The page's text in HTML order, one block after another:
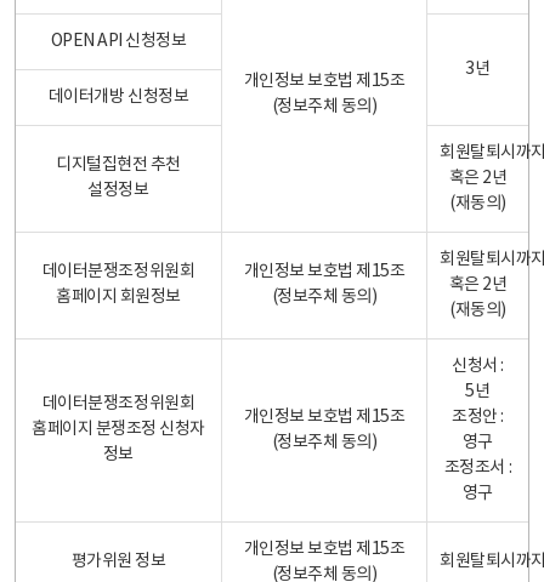
개인정보 보호법 제15조
(정보주체 동의)
OPEN API 신청정보
3년
데이터개방 신청정보
디지털집현전 추천
설정정보
회원탈퇴시까
혹은 2년
(재동의)
데이터분쟁조정위원회
홈페이지 회원정보
개인정보 보호법 제15조
(정보주체 동의)
회원탈퇴시까
혹은 2년
(재동의)
데이터분쟁조정위원회
홈페이지 분쟁조정 신청자
정보
개인정보 보호법 제15조
(정보주체 동의)
신청서 :
5년
조정안 :
영구
조정조서 :
영구
평가위원 정보
개인정보 보호법 제15조
(정보주체 동의)
회원탈퇴시까